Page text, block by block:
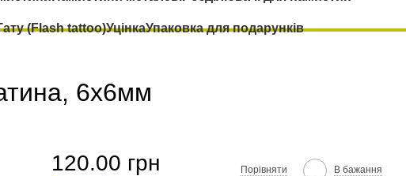
(Flash tattoo)УцінкаУпаковка для подарунків
6x6мм
120.00 грн Порівняти В бажання